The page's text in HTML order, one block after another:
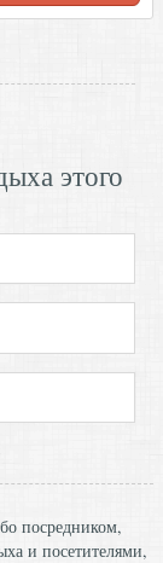
этого
посредником,
и посетителями,